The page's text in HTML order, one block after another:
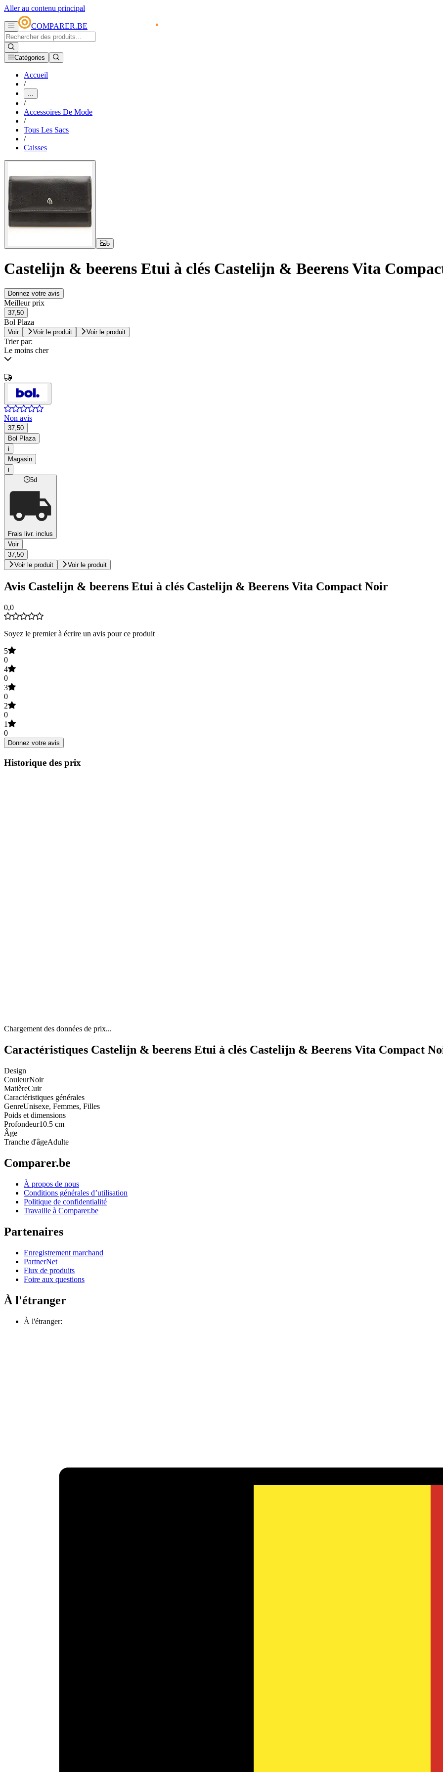
Aller au contenu principal
COMPARER.BE
Catégories
Accueil
/
...
/
Accessoires De Mode
/
Tous Les Sacs
/
Caisses
5
Castelijn & beerens Etui à clés Castelijn & Beerens Vita
Donnez votre avis
Meilleur prix
37,50
Bol Plaza
Voir Voir le produit Voir le produit
Trier par:
Le moins cher
Non avis
37,50
Bol Plaza
i
Magasin
i
5d
Frais livr. inclus
Voir
37,50
Voir le produit
Voir le produit
Avis Castelijn & beerens Etui à clés Castelijn & Beerens Vita Compact Noir
0,0
Soyez le premier à écrire un avis pour ce produit
5
0
4
0
3
0
2
0
1
0
Donnez votre avis
Historique des prix
Chargement des données de prix...
Caractéristiques Castelijn & beerens Etui à clés Castelijn & Beerens Vita Compact
Design
CouleurNoir
MatièreCuir
Caractéristiques générales
GenreUnisexe, Femmes, Filles
Poids et dimensions
Profondeur10.5 cm
Âge
Tranche d'âgeAdulte
Comparer.be
À propos de nous
Conditions générales d’utilisation
Politique de confidentialité
Travaille à Comparer.be
Partenaires
Enregistrement marchand
PartnerNet
Flux de produits
Foire aux questions
À l'étranger
À l'étranger: